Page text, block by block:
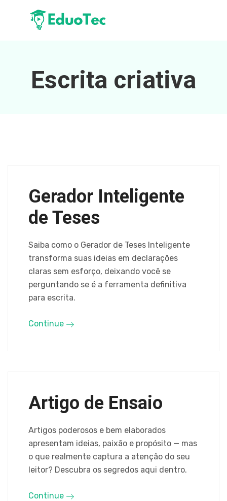
Escrita criativa
Gerador Inteligente
de Teses
Saiba como o Gerador de Teses Inteligente
transforma suas ideias em declarações
claras sem esforço, deixando você se
perguntando se é a ferramenta definitiva
para escrita.
Continue
Artigo de Ensaio
Artigos poderosos e bem elaborados
apresentam ideias, paixão e propósito — mas
o que realmente captura a atenção do seu
leitor? Descubra os segredos aqui dentro.
Continue